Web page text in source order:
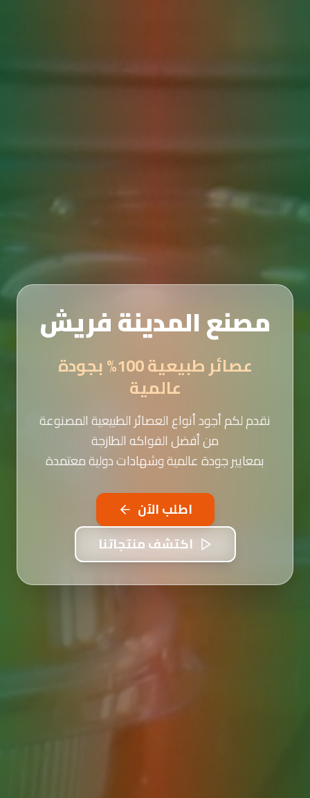
مصنع المدينة فريش
عصائر طبيعية 100% بجودة
عالمية
نقدم لكم أجود أنواع العصائر الطبيعية المصنوعة
من أفضل الفواكه الطازجة
بمعايير جودة عالمية وشهادات دولية معتمدة
اطلب الآن
اكتشف منتجاتنا